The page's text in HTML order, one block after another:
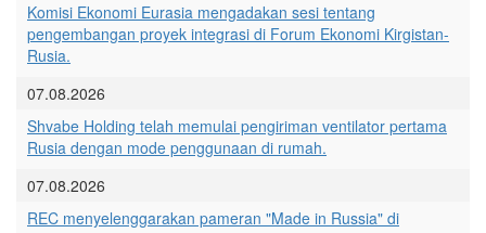
Komisi Ekonomi Eurasia mengadakan sesi tentang
pengembangan proyek integrasi di Forum Ekonomi Kirgistan-
Rusia.
07.08.2026
Shvabe Holding telah memulai pengiriman ventilator pertama
Rusia dengan mode penggunaan di rumah.
07.08.2026
REC menyelenggarakan pameran "Made in Russia" di